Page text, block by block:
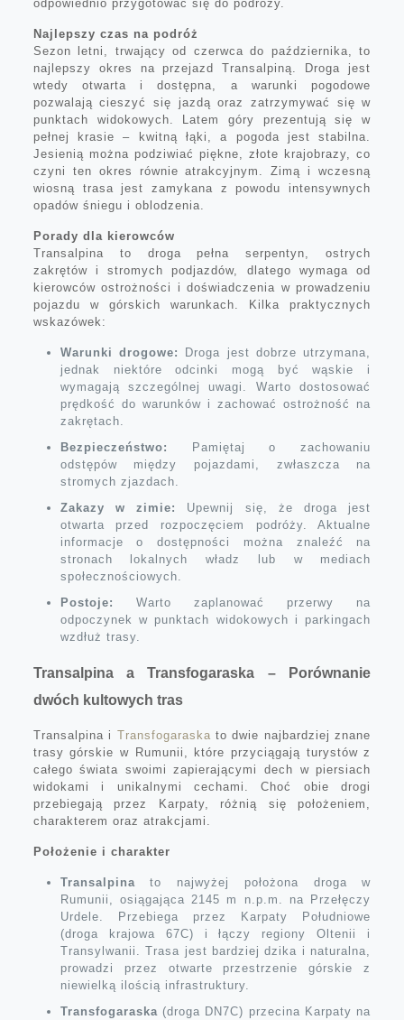
odpowiednio przygotować się do podróży.
Najlepszy czas na podróż
Sezon letni, trwający od czerwca do października, to
najlepszy okres na przejazd Transalpiną. Droga jest
wtedy otwarta i dostępna, a warunki pogodowe
pozwalają cieszyć się jazdą oraz zatrzymywać się w
punktach widokowych. Latem góry prezentują się w
pełnej krasie – kwitną łąki, a pogoda jest stabilna.
Jesienią można podziwiać piękne, złote krajobrazy, co
czyni ten okres równie atrakcyjnym. Zimą i wczesną
wiosną trasa jest zamykana z powodu intensywnych
opadów śniegu i oblodzenia.
Porady dla kierowców
Transalpina to droga pełna serpentyn, ostrych
zakrętów i stromych podjazdów, dlatego wymaga od
kierowców ostrożności i doświadczenia w prowadzeniu
pojazdu w górskich warunkach. Kilka praktycznych
wskazówek:
Warunki drogowe:
Droga jest dobrze utrzymana,
jednak niektóre odcinki mogą być wąskie i
wymagają szczególnej uwagi. Warto dostosować
prędkość do warunków i zachować ostrożność na
zakrętach.
Bezpieczeństwo:
Pamiętaj o zachowaniu
odstępów między pojazdami, zwłaszcza na
stromych zjazdach.
Zakazy w zimie:
Upewnij się, że droga jest
otwarta przed rozpoczęciem podróży. Aktualne
informacje o dostępności można znaleźć na
stronach lokalnych władz lub w mediach
społecznościowych.
Postoje:
Warto zaplanować przerwy na
odpoczynek w punktach widokowych i parkingach
wzdłuż trasy.
Transalpina a Transfogaraska – Porównanie
dwóch kultowych tras
Transalpina i Transfogaraska to dwie najbardziej znane
trasy górskie w Rumunii, które przyciągają turystów z
całego świata swoimi zapierającymi dech w piersiach
widokami i unikalnymi cechami. Choć obie drogi
przebiegają przez Karpaty, różnią się położeniem,
charakterem oraz atrakcjami.
Położenie i charakter
Transalpina to najwyżej położona droga w
Rumunii, osiągająca 2145 m n.p.m. na Przełęczy
Urdele. Przebiega przez Karpaty Południowe
(droga krajowa 67C) i łączy regiony Oltenii i
Transylwanii. Trasa jest bardziej dzika i naturalna,
prowadzi przez otwarte przestrzenie górskie z
niewielką ilością infrastruktury.
Transfogaraska (droga DN7C) przecina Karpaty na